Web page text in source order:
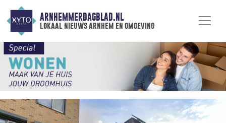
ARNHEMMERDAGBLAD.NL
lokaal nieuws arnhem en omgeving